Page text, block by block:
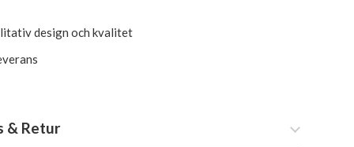
design och kvalitet
& Retur